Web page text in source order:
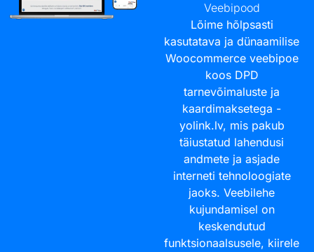
Veebipood
Lõime hõlpsasti
kasutatava ja dünaamilise
Woocommerce veebipoe
koos DPD
tarnevõimaluste ja
kaardimaksetega -
yolink.lv, mis pakub
täiustatud lahendusi
andmete ja asjade
interneti tehnoloogiate
jaoks. Veebilehe
kujundamisel on
keskendutud
funktsionaalsusele, kiirele